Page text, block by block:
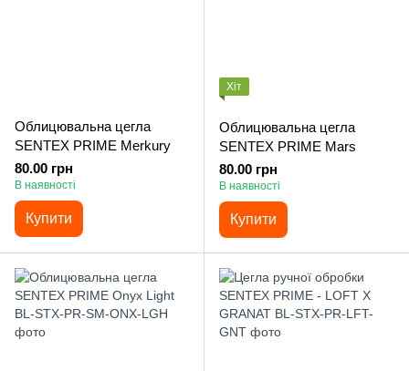
Облицювальна цегла
SENTEX PRIME Merkury
80.00 грн
В наявності
Купити
Хіт
Облицювальна цегла
SENTEX PRIME Mars
80.00 грн
В наявності
Купити